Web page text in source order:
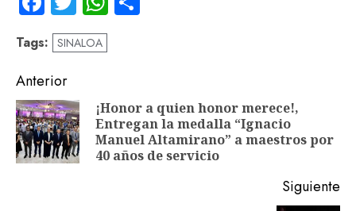
Tags: SINALOA
Navegación
de
entradas
Anterior
¡Honor a quien honor merece!,
Entregan la medalla “Ignacio
Manuel Altamirano” a maestros por
40 años de servicio
Siguiente